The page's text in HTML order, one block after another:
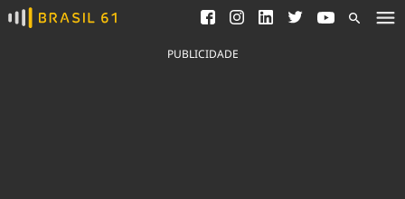
Ver todas as notícias
Saneamento
Indicadores
PUBLICIDADE